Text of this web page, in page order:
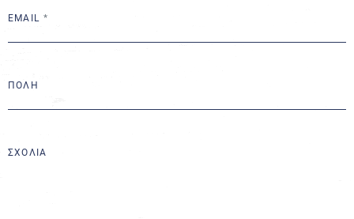
EMAIL
ΠΟΛΗ
ΣΧΟΛΙΑ